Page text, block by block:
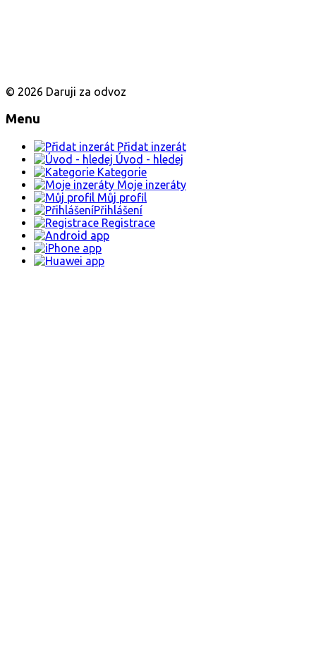
© 2026 Daruji za odvoz
Menu
Přidat inzerát
Úvod - hledej
Kategorie
Moje inzeráty
Můj profil
Přihlášení
Registrace